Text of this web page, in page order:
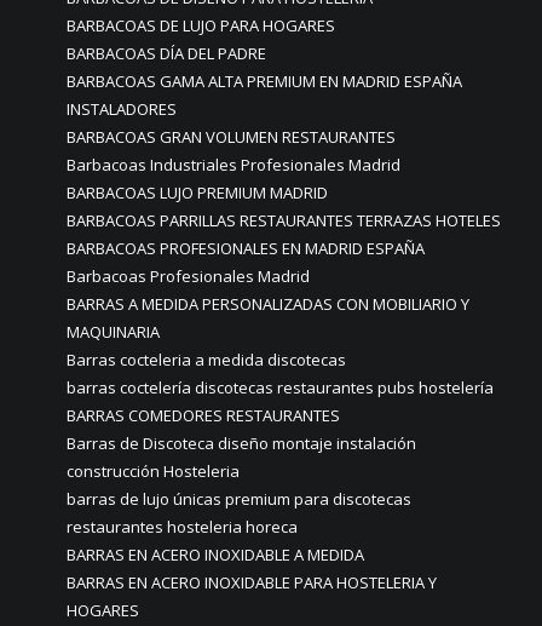
BARBACOAS DE LUJO PARA HOGARES
BARBACOAS DÍA DEL PADRE
BARBACOAS GAMA ALTA PREMIUM EN MADRID ESPAÑA
INSTALADORES
BARBACOAS GRAN VOLUMEN RESTAURANTES
Barbacoas Industriales Profesionales Madrid
BARBACOAS LUJO PREMIUM MADRID
BARBACOAS PARRILLAS RESTAURANTES TERRAZAS HOTELES
BARBACOAS PROFESIONALES EN MADRID ESPAÑA
Barbacoas Profesionales Madrid
BARRAS A MEDIDA PERSONALIZADAS CON MOBILIARIO Y
MAQUINARIA
Barras cocteleria a medida discotecas
barras coctelería discotecas restaurantes pubs hostelería
BARRAS COMEDORES RESTAURANTES
Barras de Discoteca diseño montaje instalación
construcción Hosteleria
barras de lujo únicas premium para discotecas
restaurantes hosteleria horeca
BARRAS EN ACERO INOXIDABLE A MEDIDA
BARRAS EN ACERO INOXIDABLE PARA HOSTELERIA Y
HOGARES